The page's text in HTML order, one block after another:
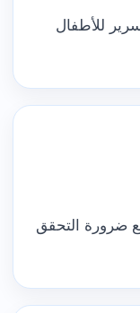
للأطفال
ضرورة التحقق